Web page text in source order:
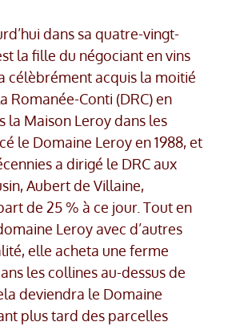
dans sa quatre-vingt-
la fille du négociant en vins
célèbrément acquis la moitié
Romanée-Conti (DRC) en
la Maison Leroy dans les
le Domaine Leroy en 1988, et
a dirigé le DRC aux
Aubert de Villaine,
de 25 % à ce jour. Tout en
Leroy avec d’autres
elle acheta une ferme
les collines au-dessus de
deviendra le Domaine
plus tard des parcelles